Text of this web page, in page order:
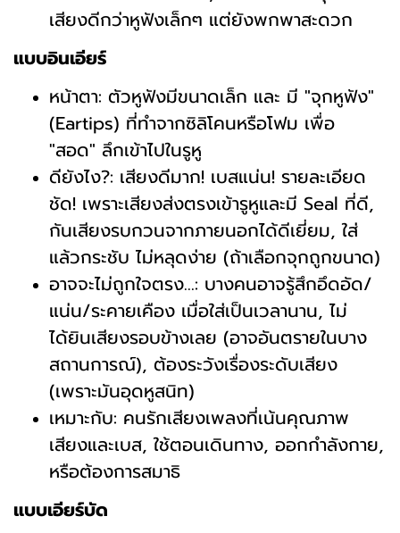
เสียงดีกว่าหูฟังเล็กๆ แต่ยังพกพาสะดวก
แบบอินเอียร์
หน้าตา: ตัวหูฟังมีขนาดเล็ก และ มี "จุกหูฟัง"
(Eartips) ที่ทำจากซิลิโคนหรือโฟม เพื่อ
"สอด" ลึกเข้าไปในรูหู
ดียังไง?: เสียงดีมาก! เบสแน่น! รายละเอียด
ชัด! เพราะเสียงส่งตรงเข้ารูหูและมี Seal ที่ดี,
กันเสียงรบกวนจากภายนอกได้ดีเยี่ยม, ใส่
แล้วกระชับ ไม่หลุดง่าย (ถ้าเลือกจุกถูกขนาด)
อาจจะไม่ถูกใจตรง...: บางคนอาจรู้สึกอึดอัด/
แน่น/ระคายเคือง เมื่อใส่เป็นเวลานาน, ไม่
ได้ยินเสียงรอบข้างเลย (อาจอันตรายในบาง
สถานการณ์), ต้องระวังเรื่องระดับเสียง
(เพราะมันอุดหูสนิท)
เหมาะกับ: คนรักเสียงเพลงที่เน้นคุณภาพ
เสียงและเบส, ใช้ตอนเดินทาง, ออกกำลังกาย,
หรือต้องการสมาธิ
แบบเอียร์บัด